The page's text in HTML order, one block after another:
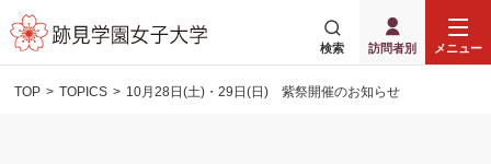
検索 訪問者別 メニュー
TOP TOPICS 10月28日(土)・29日(日) 紫祭開催のお知らせ